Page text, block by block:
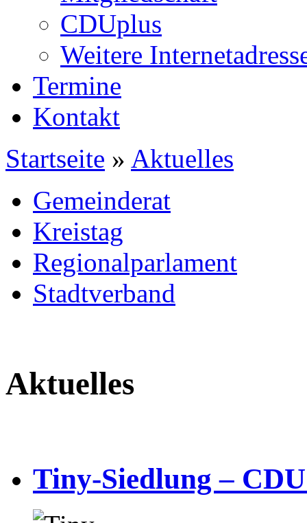
CDUplus
Weitere
Termine
Kontakt
Startseite » Aktuelles
Gemeinderat
Kreistag
Regionalparlament
Stadtverband
Aktuelles
Tiny-Siedlung –